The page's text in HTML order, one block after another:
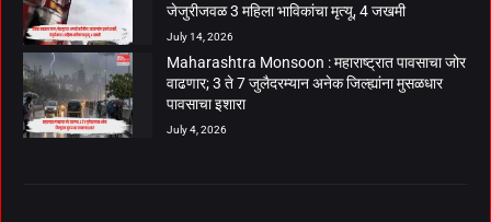
जेजुरीजवळ 3 महिला भाविकांचा मृत्यू, 4 जखमी
July 14, 2026
Maharashtra Monsoon : महाराष्ट्रात पावसाचा जोर
वाढणार; 3 ते 7 जुलैदरम्यान अनेक जिल्ह्यांना मुसळधार
पावसाचा इशारा
July 4, 2026